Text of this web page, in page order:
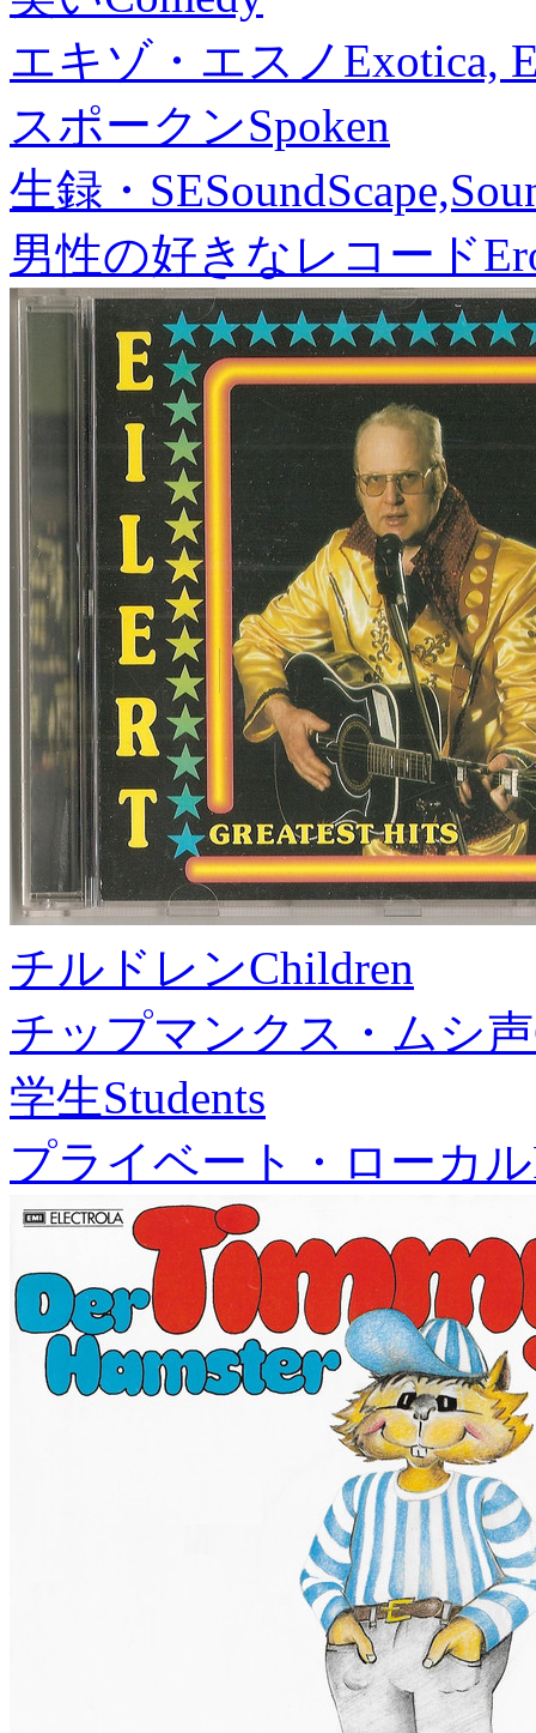
エキゾ・エスノ Exotica,
スポークンSpoken
生録・SE
男性の好きなレコード
チルドレンChildren
チップマンクス・ムシ声
学生Students
プライベート・ローカル